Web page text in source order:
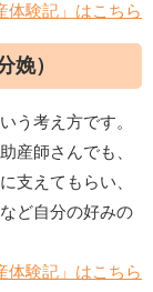
体験記」はこちら
娩）
う考え方です。
産師さんでも、
支えてもらい、
ど自分の好みの
体験記」はこちら